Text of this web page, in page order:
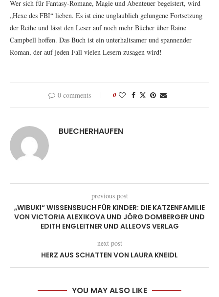
Wer sich für Fantasy-Romane, Magie und Abenteuer begeistert, wird
„Hexe des FBI“ lieben. Es ist eine unglaublich gelungene Fortsetzung
der Reihe und lässt den Leser auf noch mehr Bücher über Raine
Campbell hoffen. Das Buch ist ein unterhaltsamer und spannender
Roman, der auf jeden Fall vielen Lesern zusagen wird!
0 comments 0
BUECHERHAUFEN
previous post
„WIBUKI“ WISSENSBUCH FÜR KINDER: DIE KATZENFAMILIE
VON VICTORIA ALEXIKOVA UND JÖRG DOMBERGER UND
EDITH ENGLEITNER UND ALLEOVS VERLAG
next post
HERZ AUS SCHATTEN VON LAURA KNEIDL
YOU MAY ALSO LIKE